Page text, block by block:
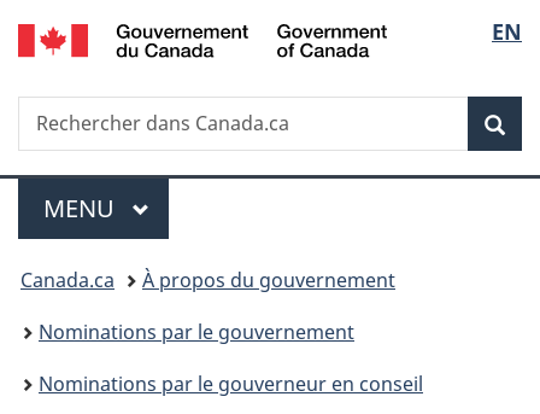
Passer
au
principal
Passer
à
Au
du
Passer
à
version
simplifiée
de
la
EN
Recherche
Rechercher
dans
Menu
MENU PRINCIPAL
Vous
êtes
ici :
Canada.ca
À propos du gouvernement
Nominations par le gouvernement
Nominations par le gouverneur en conseil